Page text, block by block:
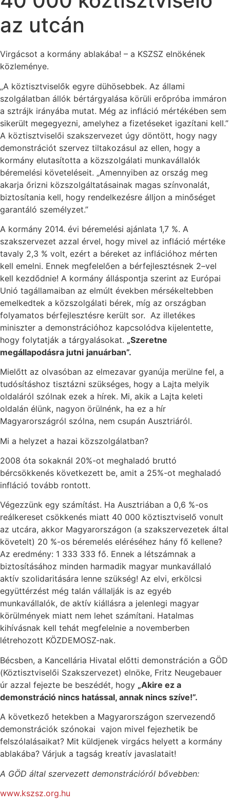
az utcán
Virgácsot a kormány ablakába! – a KSZSZ elnökének
közleménye.
„A köztisztviselők egyre dühösebbek. Az állami
szolgálatban állók bértárgyalása körüli erőpróba immáron
a sztrájk irányába mutat. Még az infláció mértékében sem
sikerült megegyezni, amelyhez a fizetéseket igazítani kell.”
A köztisztviselői szakszervezet úgy döntött, hogy nagy
demonstrációt szervez tiltakozásul az ellen, hogy a
kormány elutasította a közszolgálati munkavállalók
béremelési követeléseit. „Amennyiben az ország meg
akarja őrizni közszolgáltatásainak magas színvonalát,
biztosítania kell, hogy rendelkezésre álljon a minőséget
garantáló személyzet.”
A kormány 2014. évi béremelési ajánlata 1,7 %. A
szakszervezet azzal érvel, hogy mivel az infláció mértéke
tavaly 2,3 % volt, ezért a béreket az inflációhoz mérten
kell emelni. Ennek megfelelően a bérfejlesztésnek 2–vel
kell kezdődnie! A kormány álláspontja szerint az Európai
Unió tagállamaiban az elmúlt években mérsékeltebben
emelkedtek a közszolgálati bérek, míg az országban
folyamatos bérfejlesztésre került sor. Az illetékes
miniszter a demonstrációhoz kapcsolódva kijelentette,
hogy folytatják a tárgyalásokat. „Szeretne
megállapodásra jutni januárban”.
Mielőtt az olvasóban az elmezavar gyanúja merülne fel, a
tudósításhoz tisztázni szükséges, hogy a Lajta melyik
oldaláról szólnak ezek a hírek. Mi, akik a Lajta keleti
oldalán élünk, nagyon örülnénk, ha ez a hír
Magyarországról szólna, nem csupán Ausztriáról.
Mi a helyzet a hazai közszolgálatban?
2008 óta sokaknál 20%-ot meghaladó bruttó
bércsökkenés következett be, amit a 25%-ot meghaladó
infláció tovább rontott.
Végezzünk egy számítást. Ha Ausztriában a 0,6 %-os
reálkereset csökkenés miatt 40 000 köztisztviselő vonult
az utcára, akkor Magyarországon (a szakszervezetek által
követelt) 20 %-os béremelés eléréséhez hány fő kellene?
Az eredmény: 1 333 333 fő. Ennek a létszámnak a
biztosításához minden harmadik magyar munkavállaló
aktív szolidaritására lenne szükség! Az elvi, erkölcsi
együttérzést még talán vállalják is az egyéb
munkavállalók, de aktív kiállásra a jelenlegi magyar
körülmények miatt nem lehet számítani. Hatalmas
kihívásnak kell tehát megfelelnie a novemberben
létrehozott KÖZDEMOSZ-nak.
Bécsben, a Kancellária Hivatal előtti demonstráción a GÖD
(Köztisztviselői Szakszervezet) elnöke, Fritz Neugebauer
úr azzal fejezte be beszédét, hogy „Akire ez a
demonstráció nincs hatással, annak nincs szíve!”.
A következő hetekben a Magyarországon szervezendő
demonstrációk szónokai vajon mivel fejezhetik be
felszólalásaikat? Mit küldjenek virgács helyett a kormány
ablakába? Várjuk a tagság kreatív javaslatait!
A GÖD által szervezett demonstrációról bővebben:
www.kszsz.org.hu